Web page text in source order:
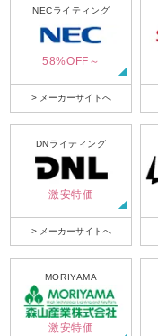
NECライティング
58%OFF～
> メーカーサイトへ
DNライティング
激安特価
> メーカーサイトへ
MORIYAMA
激安特価